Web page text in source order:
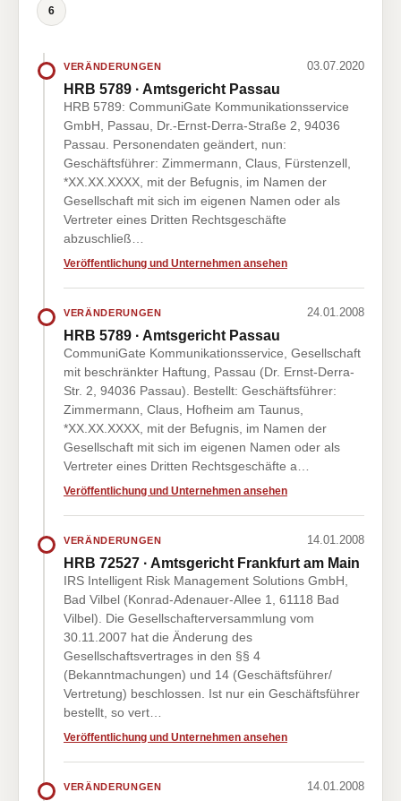
6
VERÄNDERUNGEN 03.07.2020
HRB 5789 · Amtsgericht Passau
HRB 5789: CommuniGate Kommunikationsservice
GmbH, Passau, Dr.-Ernst-Derra-Straße 2, 94036
Passau. Personendaten geändert, nun:
Geschäftsführer: Zimmermann, Claus, Fürstenzell,
*XX.XX.XXXX, mit der Befugnis, im Namen der
Gesellschaft mit sich im eigenen Namen oder als
Vertreter eines Dritten Rechtsgeschäfte
abzuschließ…
Veröffentlichung und Unternehmen ansehen
VERÄNDERUNGEN 24.01.2008
HRB 5789 · Amtsgericht Passau
CommuniGate Kommunikationsservice, Gesellschaft
mit beschränkter Haftung, Passau (Dr. Ernst-Derra-
Str. 2, 94036 Passau). Bestellt: Geschäftsführer:
Zimmermann, Claus, Hofheim am Taunus,
*XX.XX.XXXX, mit der Befugnis, im Namen der
Gesellschaft mit sich im eigenen Namen oder als
Vertreter eines Dritten Rechtsgeschäfte a…
Veröffentlichung und Unternehmen ansehen
VERÄNDERUNGEN 14.01.2008
HRB 72527 · Amtsgericht Frankfurt am Main
IRS Intelligent Risk Management Solutions GmbH,
Bad Vilbel (Konrad-Adenauer-Allee 1, 61118 Bad
Vilbel). Die Gesellschafterversammlung vom
30.11.2007 hat die Änderung des
Gesellschaftsvertrages in den §§ 4
(Bekanntmachungen) und 14 (Geschäftsführer/
Vertretung) beschlossen. Ist nur ein Geschäftsführer
bestellt, so vert…
Veröffentlichung und Unternehmen ansehen
VERÄNDERUNGEN 14.01.2008